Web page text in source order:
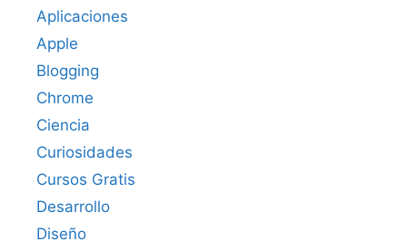
Aplicaciones
Apple
Blogging
Chrome
Ciencia
Curiosidades
Cursos Gratis
Desarrollo
Diseño